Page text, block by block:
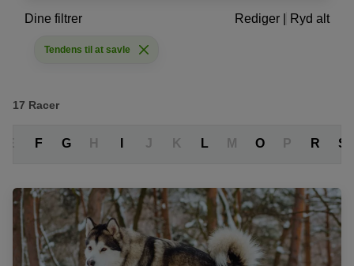
Dine filtrer Rediger Ryd alt
Tendens til at savle
17 Racer
F G H J K L M O P R S